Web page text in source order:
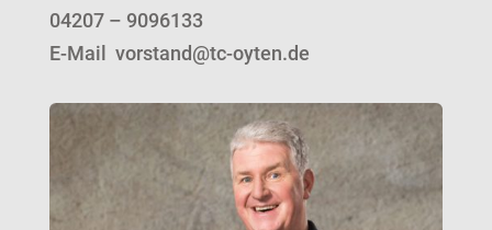
04207 – 9096133
E-Mail vorstand@tc-oyten.de